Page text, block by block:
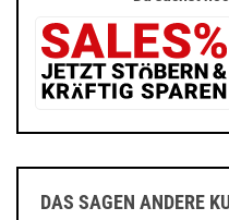
DAS SAGEN ANDERE